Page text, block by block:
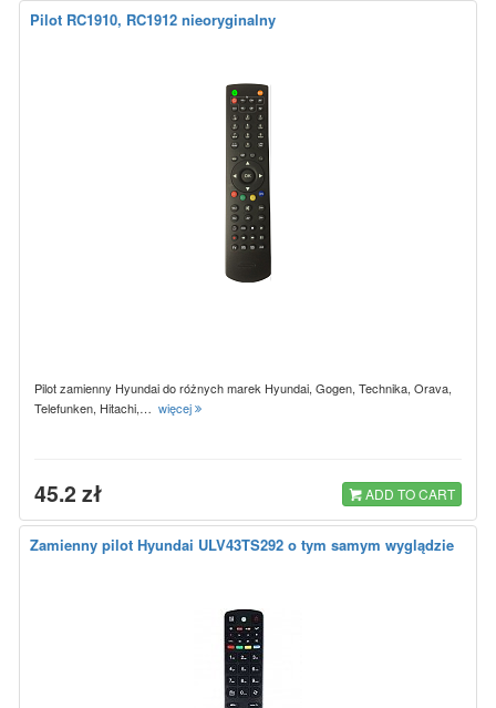
Pilot RC1910, RC1912 nieoryginalny
Pilot zamienny Hyundai do różnych marek Hyundai, Gogen, Technika, Orava,
Telefunken, Hitachi,… więcej
45.2 zł ADD TO CART
Zamienny pilot Hyundai ULV43TS292 o tym samym wyglądzie